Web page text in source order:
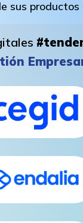
sus productos